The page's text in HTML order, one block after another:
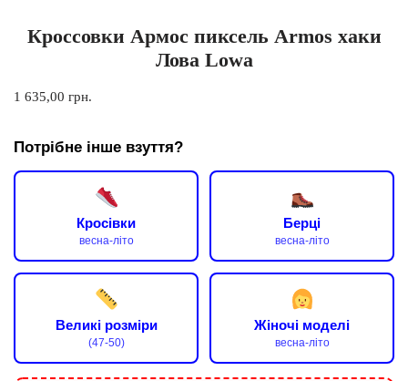
Кроссовки Армос пиксель Armos хаки
Лова Lowa
1 635,00 грн.
Потрібне інше взуття?
Кросівки
весна-літо
Берці
весна-літо
Великі розміри
(47-50)
Жіночі моделі
весна-літо